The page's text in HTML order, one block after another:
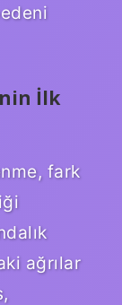
İlk
fark
ağrılar